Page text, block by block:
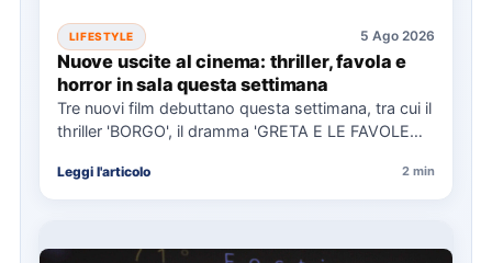
LIFESTYLE 5 Ago 2026
Nuove uscite al cinema: thriller, favola e
horror in sala questa settimana
Tre nuovi film debuttano questa settimana, tra cui il
thriller 'BORGO', il dramma 'GRETA E LE FAVOLE
Leggi l'articolo 2 min